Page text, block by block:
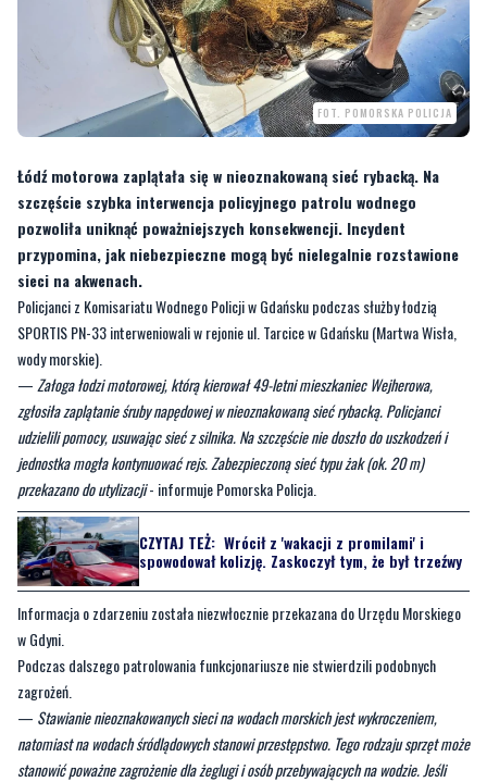
FOT. POMORSKA POLICJA
Łódź motorowa zaplątała się w nieoznakowaną sieć rybacką. Na
szczęście szybka interwencja policyjnego patrolu wodnego
pozwoliła uniknąć poważniejszych konsekwencji. Incydent
przypomina, jak niebezpieczne mogą być nielegalnie rozstawione
sieci na akwenach.
Policjanci z Komisariatu Wodnego Policji w Gdańsku podczas służby łodzią
SPORTIS PN-33 interweniowali w rejonie ul. Tarcice w Gdańsku (Martwa Wisła,
wody morskie).
— Załoga łodzi motorowej, którą kierował 49-letni mieszkaniec Wejherowa,
zgłosiła zaplątanie śruby napędowej w nieoznakowaną sieć rybacką. Policjanci
udzielili pomocy, usuwając sieć z silnika. Na szczęście nie doszło do uszkodzeń i
jednostka mogła kontynuować rejs. Zabezpieczoną sieć typu żak (ok. 20 m)
przekazano do utylizacji- informuje Pomorska Policja.
CZYTAJ TEŻ: Wrócił z 'wakacji z promilami' i
spowodował kolizję. Zaskoczył tym, że był trzeźwy
Informacja o zdarzeniu została niezwłocznie przekazana do Urzędu Morskiego
w Gdyni.
Podczas dalszego patrolowania funkcjonariusze nie stwierdzili podobnych
zagrożeń.
— Stawianie nieoznakowanych sieci na wodach morskich jest wykroczeniem,
natomiast na wodach śródlądowych stanowi przestępstwo. Tego rodzaju sprzęt może
stanowić poważne zagrożenie dla żeglugi i osób przebywających na wodzie. Jeśli